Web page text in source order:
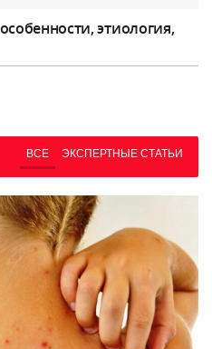
этиология,
ВСЕ ЭКСПЕРТНЫЕ СТАТЬИ